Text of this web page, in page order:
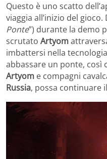
Questo è uno scatto
viaggia all’inizio del
Ponte”) durante la demo
scrutato Artyom
imbattersi nella
abbassare un ponte, così
Artyom e compagni
Russia, possa continuare